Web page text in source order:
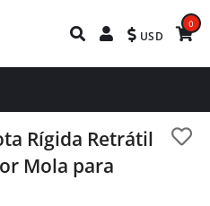
USD
0
Rígida Retrátil
Mola para